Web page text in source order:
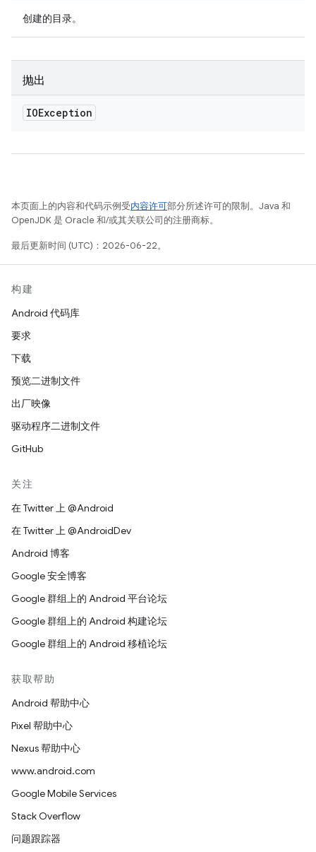
创建的目录。
抛出
IOException
本页面上的内容和代码示例受内容许可部分所述许可的限制。Java 和
OpenJDK 是 Oracle 和/或其关联公司的注册商标。
最后更新时间 (UTC)：2026-06-22。
构建
Android 代码库
要求
下载
预览二进制文件
出厂映像
驱动程序二进制文件
GitHub
关注
在 Twitter 上 @Android
在 Twitter 上 @AndroidDev
Android 博客
Google 安全博客
Google 群组上的 Android 平台论坛
Google 群组上的 Android 构建论坛
Google 群组上的 Android 移植论坛
获取帮助
Android 帮助中心
Pixel 帮助中心
Nexus 帮助中心
www.android.com
Google Mobile Services
Stack Overflow
问题跟踪器